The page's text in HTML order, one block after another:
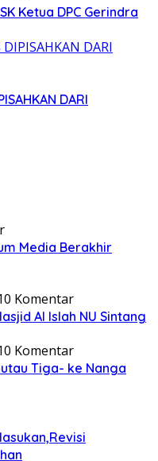
Ketua DPC Gerindra
DARI
Media Berakhir
0 Komentar
Al Islah NU Sintang
0 Komentar
Tiga- ke Nanga